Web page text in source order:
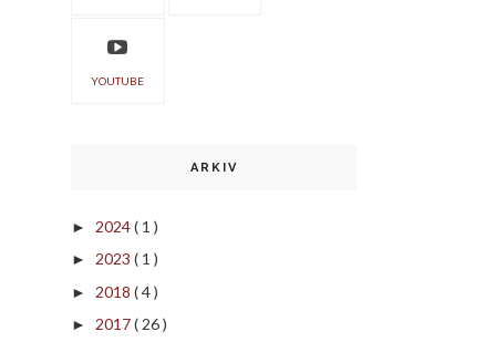
YOUTUBE
ARKIV
► 2024( 1 )
► 2023 ( 1 )
► 2018 ( 4 )
► 2017( 26 )